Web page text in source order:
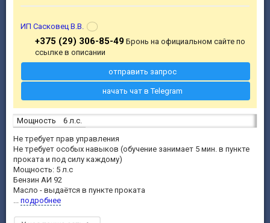
Мощность
6 л.с.
Не требует прав управления
Не требует особых навыков (обучение занимает 5 мин. в пункте
проката и под силу каждому)
Мощность: 5 л.с
Бензин АИ 92
Масло - выдаётся в пункте проката
подробнее
ИП Сасковец В.В.
+375 (29) 306-85-49Бронь на официальном сайте по
ссылке в описании
отправить запрос
начать чат в Telegram